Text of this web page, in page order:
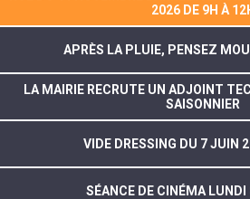
2026 DE 9H À
APRÈS LA PLUIE, PENSEZ
LA MAIRIE RECRUTE UN ADJOINT
SAISONNIER
VIDE DRESSING DU 7 JUIN
SÉANCE DE CINÉMA